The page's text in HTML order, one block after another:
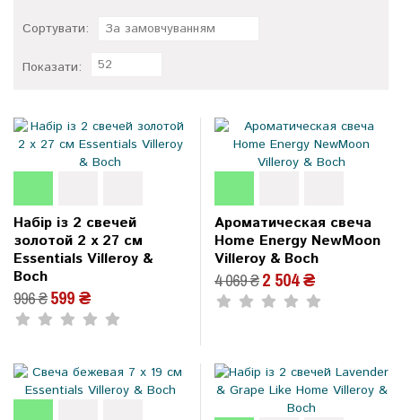
Сортувати: За замовчуванням
Показати: 52
Набір із 2 свечей
золотой 2 x 27 см
Essentials Villeroy &
Boch
996 ₴599 ₴
Ароматическая свеча
Home Energy NewMoon
Villeroy & Boch
4 069 ₴2 504 ₴